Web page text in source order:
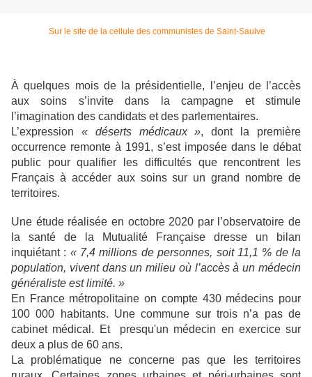
Sur le site de la cellule des communistes de Saint-Saulve
À quelques mois de la présidentielle, l’enjeu de l’accès
aux soins s’invite dans la campagne et stimule
l’imagination des candidats et des parlementaires.
L’expression « déserts médicaux », dont la première
occurrence remonte à 1991, s’est imposée dans le débat
public pour qualifier les difficultés que rencontrent les
Français à accéder aux soins sur un grand nombre de
territoires.
Une étude réalisée en octobre 2020 par l’observatoire de
la santé de la Mutualité Française dresse un bilan
inquiétant : « 7,4 millions de personnes, soit 11,1 % de la
population, vivent dans un milieu où l’accès à un médecin
généraliste est limité. »
En France métropolitaine on compte 430 médecins pour
100 000 habitants. Une commune sur trois n’a pas de
cabinet médical. Et presqu'un médecin en exercice sur
deux a plus de 60 ans.
La problématique ne concerne pas que les territoires